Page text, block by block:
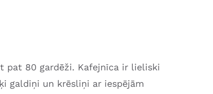
pat 80 gardēži. Kafejnīca ir lieliski
galdiņi un krēsliņi ar iespējām